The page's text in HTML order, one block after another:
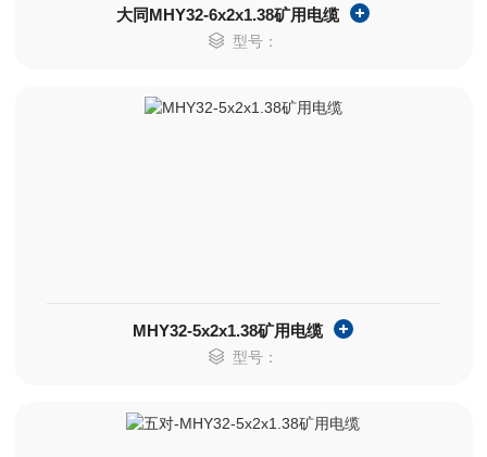
大同MHY32-6x2x1.38矿用电缆
型号：
MHY32-5x2x1.38矿用电缆
型号：